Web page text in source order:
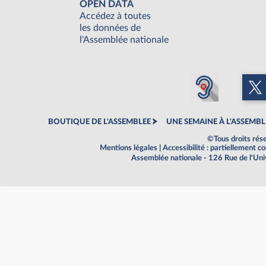
OPEN DATA
Accédez à toutes
les données de
l'Assemblée nationale
BOUTIQUE DE L'ASSEMBLEE UNE SEMAINE À
©Tous droits
Mentions légales
Accessibilité : partiellement
Assemblée nationale - 126 Rue de